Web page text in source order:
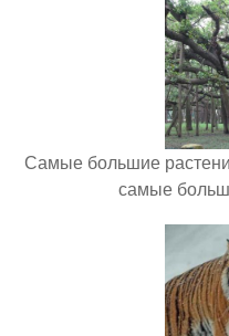
Самые большие
самые